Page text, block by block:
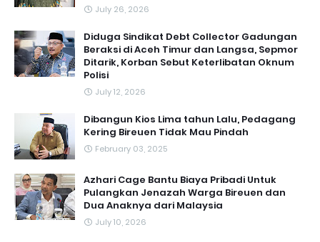
July 26, 2026
Diduga Sindikat Debt Collector Gadungan
Beraksi di Aceh Timur dan Langsa, Sepmor
Ditarik, Korban Sebut Keterlibatan Oknum
Polisi
July 12, 2026
Dibangun Kios Lima tahun Lalu, Pedagang
Kering Bireuen Tidak Mau Pindah
February 03, 2025
Azhari Cage Bantu Biaya Pribadi Untuk
Pulangkan Jenazah Warga Bireuen dan
Dua Anaknya dari Malaysia
July 10, 2026